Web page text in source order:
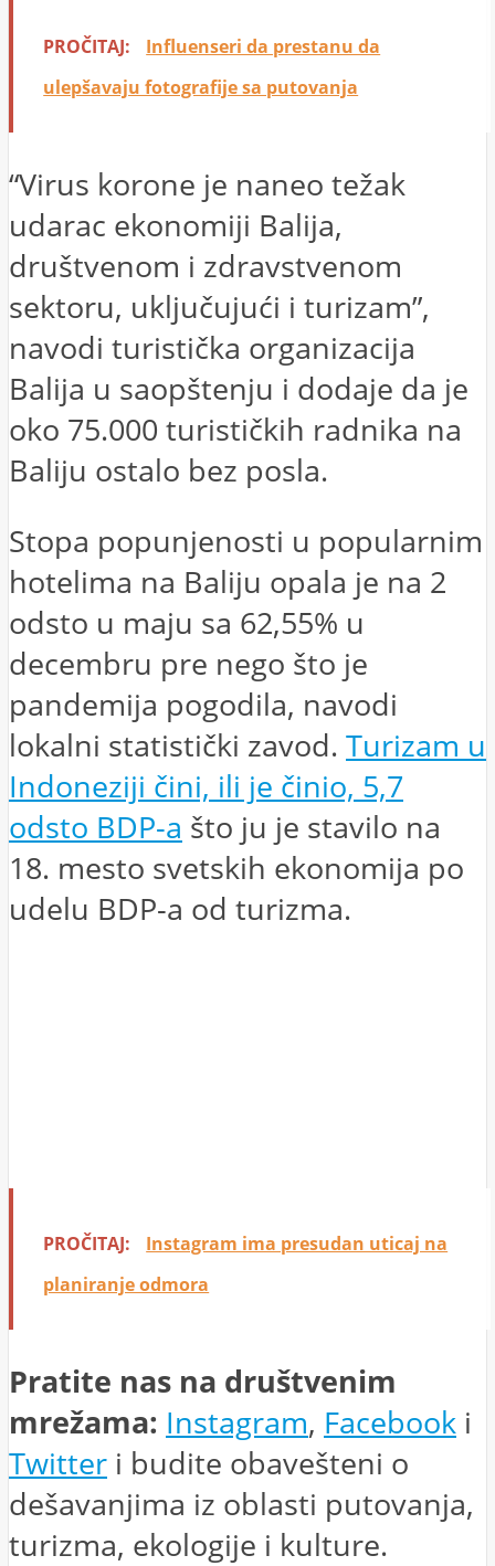
PROČITAJ:
Influenseri da prestanu da
ulepšavaju fotografije sa putovanja
“Virus korone je naneo težak
udarac ekonomiji Balija,
društvenom i zdravstvenom
sektoru, uključujući i turizam”,
navodi turistička organizacija
Balija u saopštenju i dodaje da je
oko 75.000 turističkih radnika na
Baliju ostalo bez posla.
Stopa popunjenosti u popularnim
hotelima na Baliju opala je na 2
odsto u maju sa 62,55% u
decembru pre nego što je
pandemija pogodila, navodi
lokalni statistički zavod. Turizam u
Indoneziji čini, ili je činio, 5,7
odsto BDP-a što ju je stavilo na
18. mesto svetskih ekonomija po
udelu BDP-a od turizma.
PROČITAJ:
Instagram ima presudan uticaj na
planiranje odmora
Pratite nas na društvenim
mrežama: Instagram, Facebook i
Twitter i budite obavešteni o
dešavanjima iz oblasti putovanja,
turizma, ekologije i kulture.